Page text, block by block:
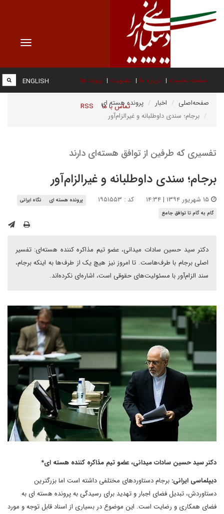
Toggle
صفحه نخست درباره ما عضویت پیوند ها
تماس با ما RSS
ENGLISH
صفحه‌اصلی اخبار
پرونده هسته ای
برجام؛ سندی داوطلبانه و غیرالزام‌آور
تفسیری که طرفین از توافق هسته‌ای دارند
برجام؛ سندی داوطلبانه و غیرالزام‌آور
کد : ۱۹۵۱۵۵۳ پرونده هسته ای
نگاه ایرانی
گام به گام تا توافق جامع
دکتر سید حسین سادات میدانی، عضو تیم مذاکره کننده هسته‌ای: تفسیر
اصلی برجام با طرف‌هاست. تا امروز نیز هیچ یک از طرف‌ها به اینکه برجام،
سند الزام‌آور با مسئولیت‌های حقوقی است، اشاره‌ای نکرده‌اند.
دکتر سید حسین سادات میدانی، عضو تیم مذاکره کننده هسته ای*
دیپلماسی ایرانی: برجام دستاوردهای مختلفی داشته است اما بزرگترین
دستاوردش، تبدیل فضای اجبار و تهدید برای رسیدگی به پرونده هسته ای به
فضای همکاری و رضایت است. این موضوع در بسیاری از اسناد قابل توجه و مورد